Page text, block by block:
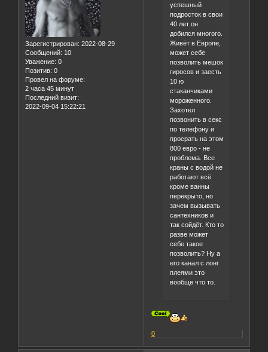
Зарегистрирован: 2022-08-29
Сообщений: 10
Уважение: 0
Позитив: 0
Провел на форуме:
2 часа 45 минут
Последний визит:
2022-09-04 15:22:21
успешный
подросток в свои
40 лет он
добился многого.
Живёт в Европе,
может себе
позволить мешок
гиросов и заесть
10 ю
стаканчиками
мороженного.
Захотел
позвонить в секс
по телефону и
просрать на этом
800 евро - не
проблема. Все
краны с водой не
работают всё
кроме ванны
перекрыто, но
зачем вызывать
сантехников и
так сойдёт. Кто то
разве может
себе такое
позволить? Ну а
его канал с лонг
плеями это
вообще что то.
0